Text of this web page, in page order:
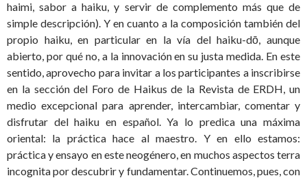
haimi, sabor a haiku, y servir de complemento más que de
simple descripción). Y en cuanto a la composición también del
propio haiku, en particular en la vía del haiku-dō, aunque
abierto, por qué no, a la innovación en su justa medida. En este
sentido, aprovecho para invitar a los participantes a inscribirse
en la sección del Foro de Haikus de la Revista de ERDH, un
medio excepcional para aprender, intercambiar, comentar y
disfrutar del haiku en español. Ya lo predica una máxima
oriental: la práctica hace al maestro. Y en ello estamos:
práctica y ensayo en este neogénero, en muchos aspectos terra
incognita por descubrir y fundamentar. Continuemos, pues, con